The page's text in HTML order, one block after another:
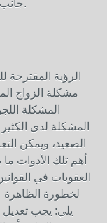
جانب التوعية بخطورة تلك الظاهرة على المجتمع.
الرؤية المقترحة
مشكلة الزواج
المشكلة
المشكلة لدى
الصعيد، ويمكن
أهم تلك الأدوات
العقوبات في
لخطورة الظاهرة